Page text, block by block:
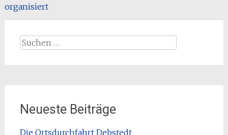
organisiert
Suchen
nach:
Neueste Beiträge
Die Ortsdurchfahrt Debstedt